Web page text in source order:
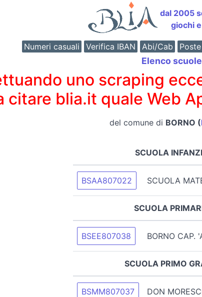
dal 2005
giochi
Numeri casuali Verifica IBAN Abi/Cab Poste
Elenco scuole
uno scraping
citare blia.it quale Web
del comune di BORNO (
SCUOLA
BSAA807022 SCUOLA
SCUOLA
BSEE807038 BORNO CAP.
SCUOLA PRIMO
BSMM807037 DON